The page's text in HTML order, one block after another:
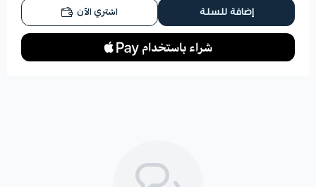
إضافة للسلة اشتري الآن